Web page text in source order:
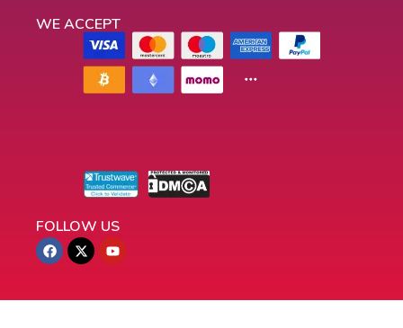
WE ACCEPT
FOLLOW US